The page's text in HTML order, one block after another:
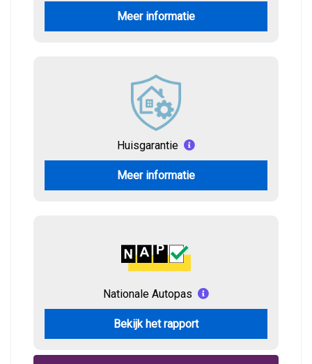
Meer informatie
Huisgarantie
Meer informatie
Nationale Autopas
Bekijk het rapport